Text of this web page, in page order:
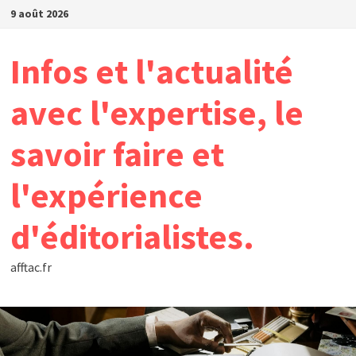
Passer
9 août 2026
Infos et l'actualité
avec l'expertise, le
savoir faire et
l'expérience
d'éditorialistes.
afftac.fr